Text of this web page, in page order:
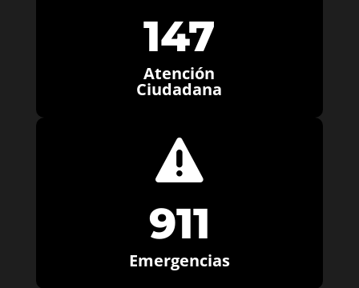
147
Atención
Ciudadana

911
Emergencias